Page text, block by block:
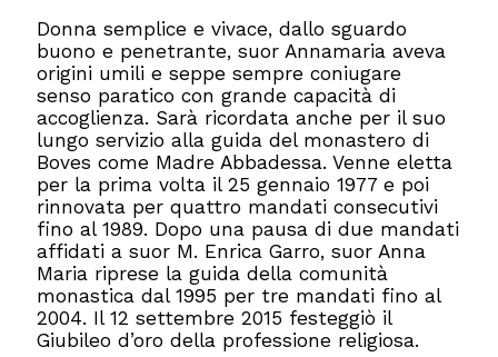
Donna semplice e vivace, dallo sguardo
buono e penetrante, suor Annamaria aveva
origini umili e seppe sempre coniugare
senso paratico con grande capacità di
accoglienza. Sarà ricordata anche per il suo
lungo servizio alla guida del monastero di
Boves come Madre Abbadessa. Venne eletta
per la prima volta il 25 gennaio 1977 e poi
rinnovata per quattro mandati consecutivi
fino al 1989. Dopo una pausa di due mandati
affidati a suor M. Enrica Garro, suor Anna
Maria riprese la guida della comunità
monastica dal 1995 per tre mandati fino al
2004. Il 12 settembre 2015 festeggiò il
Giubileo d’oro della professione religiosa.